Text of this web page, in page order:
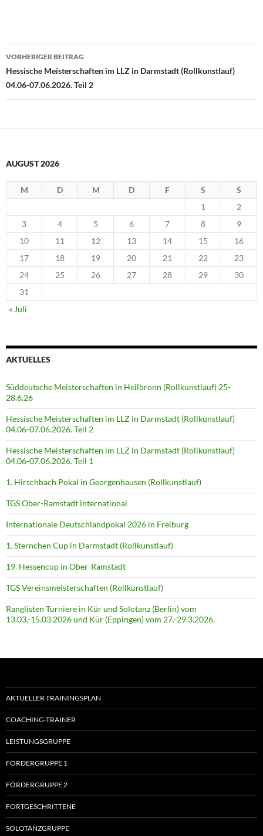
Beitragsnavigation
VORHERIGER BEITRAG
Hessische Meisterschaften im LLZ in Darmstadt (Rollkunstlauf)
04.06-07.06.2026. Teil 2
AUGUST 2026
M D M D F S
S
1
2
3
4 5 6 7 8
9
10
11 12 13 14 15
16
17
18 19 20 21 22
23
24
25 26 27 28 29
30
31
« Juli
AKTUELLES
Süddeutsche Meisterschaften in Heilbronn (Rollkunstlauf) 25-
28.6.26
Hessische Meisterschaften im LLZ in Darmstadt (Rollkunstlauf)
04.06-07.06.2026. Teil 2
Hessische Meisterschaften im LLZ in Darmstadt (Rollkunstlauf)
04.06-07.06.2026. Teil 1
1. Hirschbach Pokal in Georgenhausen (Rollkunstlauf)
TGS Ober-Ramstadt international
Internationale Deutschlandpokal 2026 in Freiburg
1. Sternchen Cup in Darmstadt (Rollkunstlauf)
19. Hessencup in Ober-Ramstadt
TGS Vereinsmeisterschaften (Rollkunstlauf)
Ranglisten Turniere in Kür und Solotanz (Berlin) vom
13.03.-15.03.2026 und Kür (Eppingen) vom 27.-29.3.2026.
AKTUELLER TRAININGSPLAN
COACHING-TRAINER
LEISTUNGSGRUPPE
FÖRDERGRUPPE 1
FÖRDERGRUPPE 2
FORTGESCHRITTENE
SOLOTANZGRUPPE